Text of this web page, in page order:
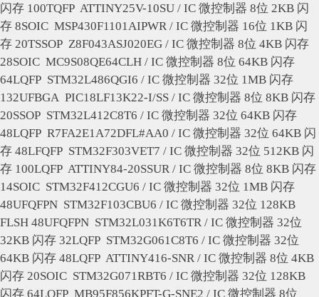
闪存 100TQFP ATTINY25V-10SU / IC 微控制器 8位 2KB 闪
存 8SOIC MSP430F1101AIPWR / IC 微控制器 16位 1KB 闪
存 20TSSOP Z8F043ASJ020EG / IC 微控制器 8位 4KB 闪存
28SOIC MC9S08QE64CLH / IC 微控制器 8位 64KB 闪存
64LQFP STM32L486QGI6 / IC 微控制器 32位 1MB 闪存
132UFBGA PIC18LF13K22-I/SS / IC 微控制器 8位 8KB 闪存
20SSOP STM32L412C8T6 / IC 微控制器 32位 64KB 闪存
48LQFP R7FA2E1A72DFL#AA0 / IC 微控制器 32位 64KB 闪
存 48LFQFP STM32F303VET7 / IC 微控制器 32位 512KB 闪
存 100LQFP ATTINY84-20SSUR / IC 微控制器 8位 8KB 闪存
14SOIC STM32F412CGU6 / IC 微控制器 32位 1MB 闪存
48UFQFPN STM32F103CBU6 / IC 微控制器 32位 128KB
FLSH 48UFQFPN STM32L031K6T6TR / IC 微控制器 32位
32KB 闪存 32LQFP STM32G061C8T6 / IC 微控制器 32位
64KB 闪存 48LQFP ATTINY416-SNR / IC 微控制器 8位 4KB
闪存 20SOIC STM32G071RBT6 / IC 微控制器 32位 128KB
闪存 64LQFP MB95F856KPFT-G-SNE2 / IC 微控制器 8位